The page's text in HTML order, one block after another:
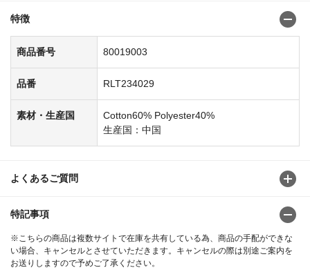
特徴
商品番号 80019003
品番 RLT234029
素材・生産国
Cotton60% Polyester40%
生産国：中国
よくあるご質問
特記事項
※こちらの商品は複数サイトで在庫を共有している為、商品の手配ができな
い場合、キャンセルとさせていただきます。キャンセルの際は別途ご案内を
お送りしますので予めご了承ください。